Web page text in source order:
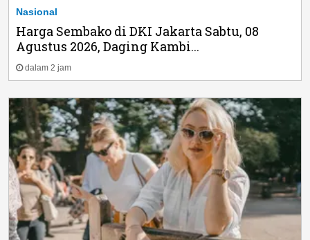
Nasional
Harga Sembako di DKI Jakarta Sabtu, 08
Agustus 2026, Daging Kambi...
dalam 2 jam